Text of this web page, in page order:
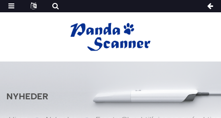
NYHEDER